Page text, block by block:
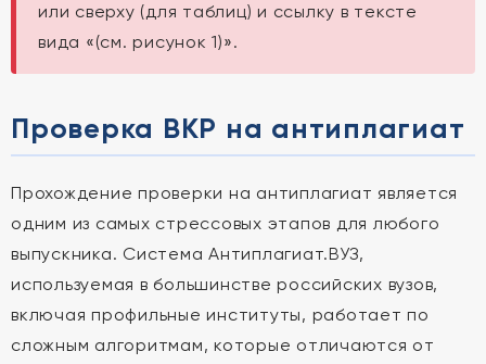
или сверху (для таблиц) и ссылку в тексте
вида «(см. рисунок 1)».
Проверка ВКР на антиплагиат
Прохождение проверки на антиплагиат является
одним из самых стрессовых этапов для любого
выпускника. Система Антиплагиат.ВУЗ,
используемая в большинстве российских вузов,
включая профильные институты, работает по
сложным алгоритмам, которые отличаются от